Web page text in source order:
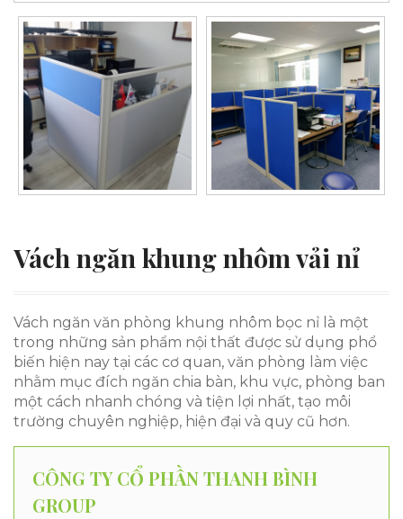
Vách ngăn khung nhôm vải nỉ
Vách ngăn văn phòng khung nhôm bọc nỉ là một
trong những sản phẩm nội thất được sử dụng phổ
biến hiện nay tại các cơ quan, văn phòng làm việc
nhằm mục đích ngăn chia bàn, khu vực, phòng ban
một cách nhanh chóng và tiện lợi nhất, tạo môi
trường chuyên nghiệp, hiện đại và quy cũ hơn.
CÔNG TY CỔ PHẦN THANH BÌNH
GROUP